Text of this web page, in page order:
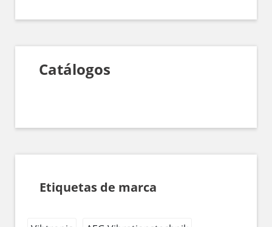
Catálogos
Etiquetas de marca